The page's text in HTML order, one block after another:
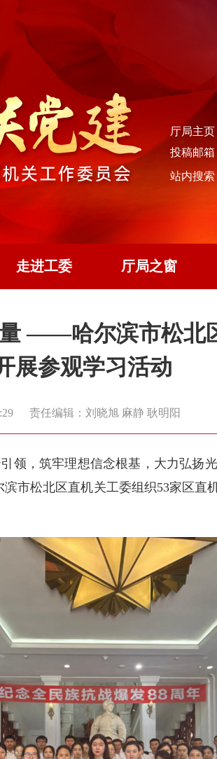
厅局主页
投稿邮箱
站内搜索
走进工委 厅局之窗
——哈尔滨市松北
展参观学习活动
责任编辑：刘晓旭 麻静 耿明阳
领，筑牢理想信念根基，大力弘扬
市松北区直机关工委组织53家区直